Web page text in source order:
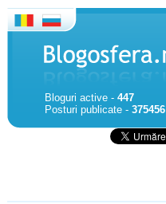
Bloguri active - 447
Posturi publicate - 375456